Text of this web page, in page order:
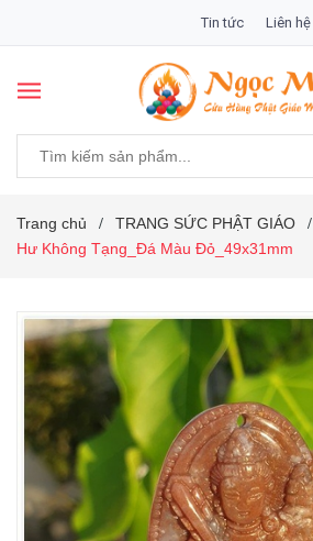
Tin tức Liên hệ
Trang chủ / TRANG SỨC PHẬT GIÁO /
Hư Không Tạng_Đá Màu Đỏ_49x31mm